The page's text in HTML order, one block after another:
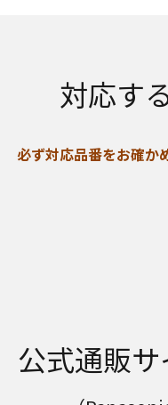
対応す
必ず対応品番をお確か
公式通販